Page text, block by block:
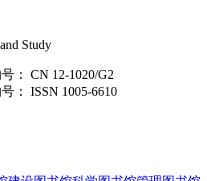
Study
： CN 12-1020/G2
： ISSN 1005-6610